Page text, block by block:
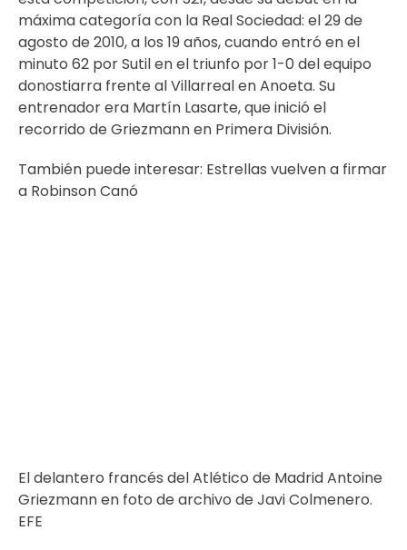
máxima categoría con la Real Sociedad: el 29 de
agosto de 2010, a los 19 años, cuando entró en el
minuto 62 por Sutil en el triunfo por 1-0 del equipo
donostiarra frente al Villarreal en Anoeta. Su
entrenador era Martín Lasarte, que inició el
recorrido de Griezmann en Primera División.
También puede interesar: Estrellas vuelven a firmar
a Robinson Canó
El delantero francés del Atlético de Madrid Antoine
Griezmann en foto de archivo de Javi Colmenero.
EFE